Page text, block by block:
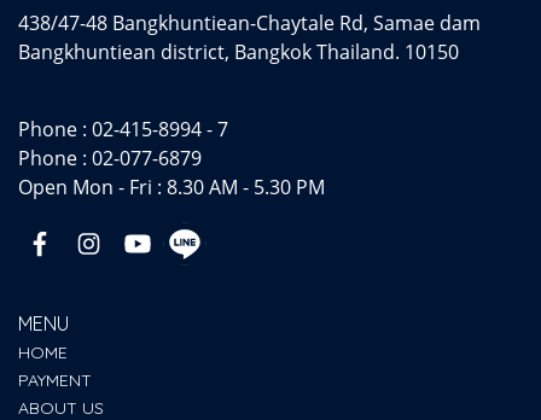
438/47-48 Bangkhuntiean-Chaytale Rd, Samae dam
Bangkhuntiean district, Bangkok Thailand. 10150
Phone : 02-415-8994 - 7
Phone : 02-077-6879
Open Mon - Fri : 8.30 AM - 5.30 PM
MENU
HOME
PAYMENT
ABOUT US